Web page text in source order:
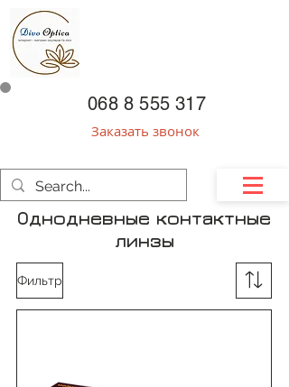
068 8 555 317
Заказать звонок
Однодневные контактные
линзы
Фильтр